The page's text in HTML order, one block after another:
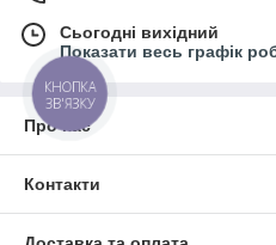
Сьогодні вихідний
Показати весь графік
Про нас
Контакти
КНОПКА
ЗВ'ЯЗКУ